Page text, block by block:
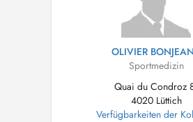
OLIVIER BONJEAN
Sportmedizin
Quai du Condroz
4020 Lüttich
Verfügbarkeiten der